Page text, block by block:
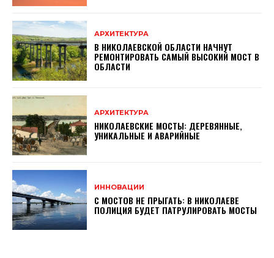
АРХИТЕКТУРА
В НИКОЛАЕВСКОЙ ОБЛАСТИ НАЧНУТ
РЕМОНТИРОВАТЬ САМЫЙ ВЫСОКИЙ МОСТ В
ОБЛАСТИ
АРХИТЕКТУРА
НИКОЛАЕВСКИЕ МОСТЫ: ДЕРЕВЯННЫЕ,
УНИКАЛЬНЫЕ И АВАРИЙНЫЕ
ИННОВАЦИИ
С МОСТОВ НЕ ПРЫГАТЬ: В НИКОЛАЕВЕ
ПОЛИЦИЯ БУДЕТ ПАТРУЛИРОВАТЬ МОСТЫ